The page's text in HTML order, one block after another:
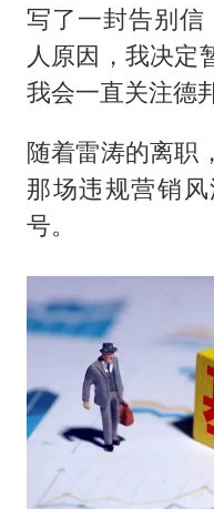
写了一封告别信
人原因，我决定
我会一直关注德
随着雷涛的离职
那场违规营销
号。